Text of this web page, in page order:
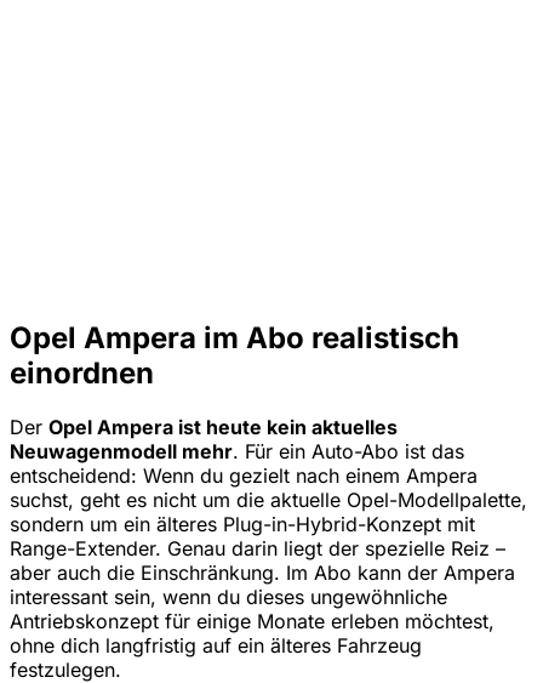
Opel Ampera im Abo realistisch
einordnen
Der Opel Ampera ist heute kein aktuelles
Neuwagenmodell mehr. Für ein Auto-Abo ist das
entscheidend: Wenn du gezielt nach einem Ampera
suchst, geht es nicht um die aktuelle Opel-Modellpalette,
sondern um ein älteres Plug-in-Hybrid-Konzept mit
Range-Extender. Genau darin liegt der spezielle Reiz –
aber auch die Einschränkung. Im Abo kann der Ampera
interessant sein, wenn du dieses ungewöhnliche
Antriebskonzept für einige Monate erleben möchtest,
ohne dich langfristig auf ein älteres Fahrzeug
festzulegen.